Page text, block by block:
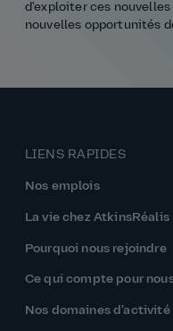
d'exploiter ces
nouvelles opportunités
LIENS RAPIDES
Nos emplois
La vie chez AtkinsRéalis
Pourquoi nous rejoindre
Ce qui compte pour
Nos domaines d’activité